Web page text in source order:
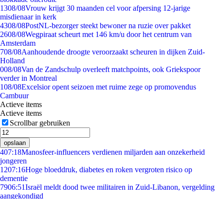
1308/08Vrouw krijgt 30 maanden cel voor afpersing 12-jarige
misdienaar in kerk
4308/08PostNL-bezorger steekt bewoner na ruzie over pakket
2608/08Wegpiraat scheurt met 146 km/u door het centrum van
Amsterdam
708/08Aanhoudende droogte veroorzaakt scheuren in dijken Zuid-
Holland
008/08Van de Zandschulp overleeft matchpoints, ook Griekspoor
verder in Montreal
108/08Excelsior opent seizoen met ruime zege op promovendus
Cambuur
Actieve items
Actieve items
Scrollbar gebruiken
opslaan
407:18Manosfeer-influencers verdienen miljarden aan onzekerheid
jongeren
1207:16Hoge bloeddruk, diabetes en roken vergroten risico op
dementie
7906:51Israël meldt dood twee militairen in Zuid-Libanon, vergelding
aangekondigd